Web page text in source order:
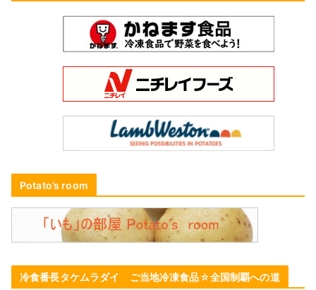
Potato’s room
冷食番長タケムラダイ ご当地冷凍食品☆全国制覇への道